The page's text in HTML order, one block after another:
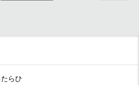
らひ